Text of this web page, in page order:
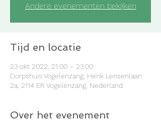
Andere evenementen bekijken
Tijd en locatie
23 okt 2022, 21:00 – 23:00
Dorpshuis Vogelenzang, Henk Lensenlaan
2a, 2114 ER Vogelenzang, Nederland
Over het evenement